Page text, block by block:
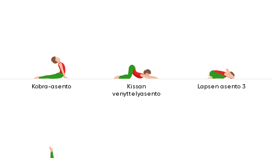
Kobra-asento
Kissan
venyttelyasento
Lapsen asento 3